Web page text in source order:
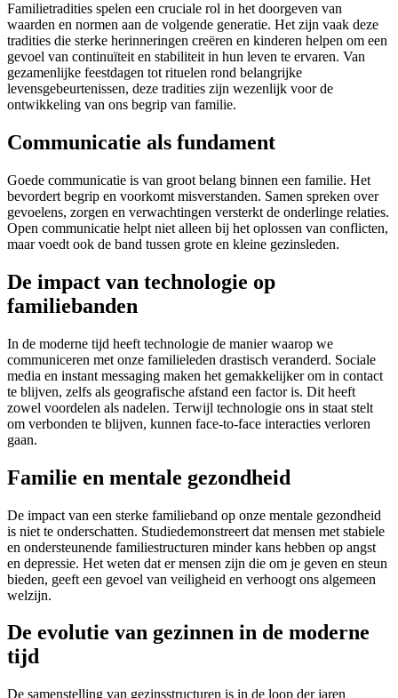
Familietradities spelen een cruciale rol in het doorgeven van
waarden en normen aan de volgende generatie. Het zijn vaak deze
tradities die sterke herinneringen creëren en kinderen helpen om een
gevoel van continuïteit en stabiliteit in hun leven te ervaren. Van
gezamenlijke feestdagen tot rituelen rond belangrijke
levensgebeurtenissen, deze tradities zijn wezenlijk voor de
ontwikkeling van ons begrip van familie.
Communicatie als fundament
Goede communicatie is van groot belang binnen een familie. Het
bevordert begrip en voorkomt misverstanden. Samen spreken over
gevoelens, zorgen en verwachtingen versterkt de onderlinge relaties.
Open communicatie helpt niet alleen bij het oplossen van conflicten,
maar voedt ook de band tussen grote en kleine gezinsleden.
De impact van technologie op
familiebanden
In de moderne tijd heeft technologie de manier waarop we
communiceren met onze familieleden drastisch veranderd. Sociale
media en instant messaging maken het gemakkelijker om in contact
te blijven, zelfs als geografische afstand een factor is. Dit heeft
zowel voordelen als nadelen. Terwijl technologie ons in staat stelt
om verbonden te blijven, kunnen face-to-face interacties verloren
gaan.
Familie en mentale gezondheid
De impact van een sterke familieband op onze mentale gezondheid
is niet te onderschatten. Studiedemonstreert dat mensen met stabiele
en ondersteunende familiestructuren minder kans hebben op angst
en depressie. Het weten dat er mensen zijn die om je geven en steun
bieden, geeft een gevoel van veiligheid en verhoogt ons algemeen
welzijn.
De evolutie van gezinnen in de moderne
tijd
De samenstelling van gezinsstructuren is in de loop der jaren